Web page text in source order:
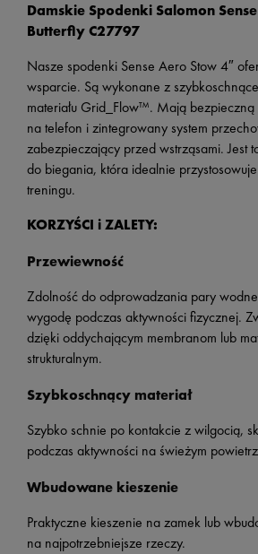
Damskie Spodenki Salomon
Butterfly C27797
Nasze spodenki Sense Aero Stow 4″
wsparcie. Są wykonane z
materiału Grid_Flow™. Mają
na telefon i zintegrowany system
zabezpieczający przed wstrząsami. Jest
do biegania, która idealnie
treningu.
KORZYŚCI i ZALETY:
Przewiewność
Zdolność do odprowadzania pary
wygodę podczas aktywności fizycznej.
dzięki oddychającym membranom lub
strukturalnym.
Szybkoschnący materiał
Szybko schnie po kontakcie z wilgocią,
podczas aktywności na świeżym
Wbudowane kieszenie
Praktyczne kieszenie na zamek lub
na najpotrzebniejsze rzeczy.